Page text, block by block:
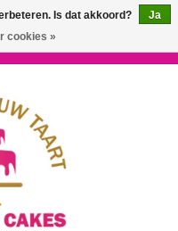
Is dat akkoord?
Ja
cookies »